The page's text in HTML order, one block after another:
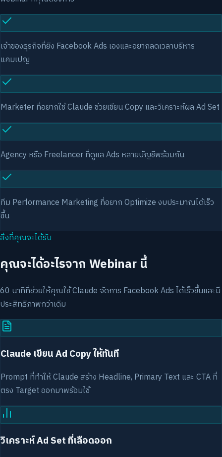
เจ้าของธุรกิจที่ยิง Facebook Ads เองและอยากลดเวลาบริหาร
แคมเปญ
Marketer ที่อยากใช้ Claude ช่วยเขียน Copy และวิเคราะห์ผล Ad Set
Agency หรือ Freelancer ที่ดูแล Ads หลายบัญชีพร้อมกัน
ทีม Performance Marketing ที่อยาก Optimize งบประมาณได้เร็ว
ขึ้น
สิ่งที่คุณจะได้รับ
คุณจะได้อะไรจาก Webinar นี้
60 นาทีที่ช่วยให้คุณใช้ Claude จัดการ Facebook Ads ได้เร็วขึ้นและมี
ประสิทธิภาพกว่าเดิม
Claude เขียน Ad Copy ให้ทันที
Prompt ที่ทำให้ Claude สร้าง Headline, Primary Text และ CTA ที่
ตรง Target ออกมาพร้อมใช้
วิเคราะห์ Ad Set ที่เลือดออก